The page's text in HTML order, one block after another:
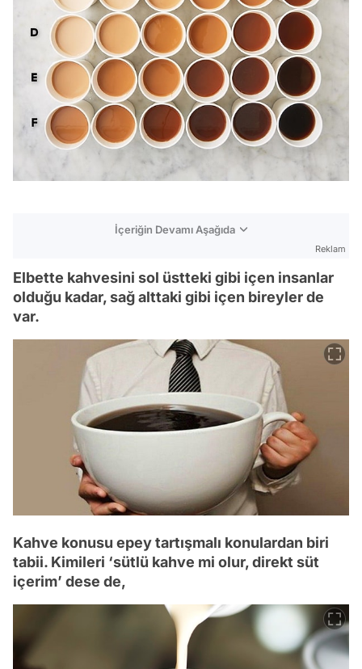
İçeriğin Devamı Aşağıda
Reklam
Elbette kahvesini sol üstteki gibi içen insanlar
olduğu kadar, sağ alttaki gibi içen bireyler de
var.
Kahve konusu epey tartışmalı konulardan biri
tabii. Kimileri ‘sütlü kahve mi olur, direkt süt
içerim’ dese de,